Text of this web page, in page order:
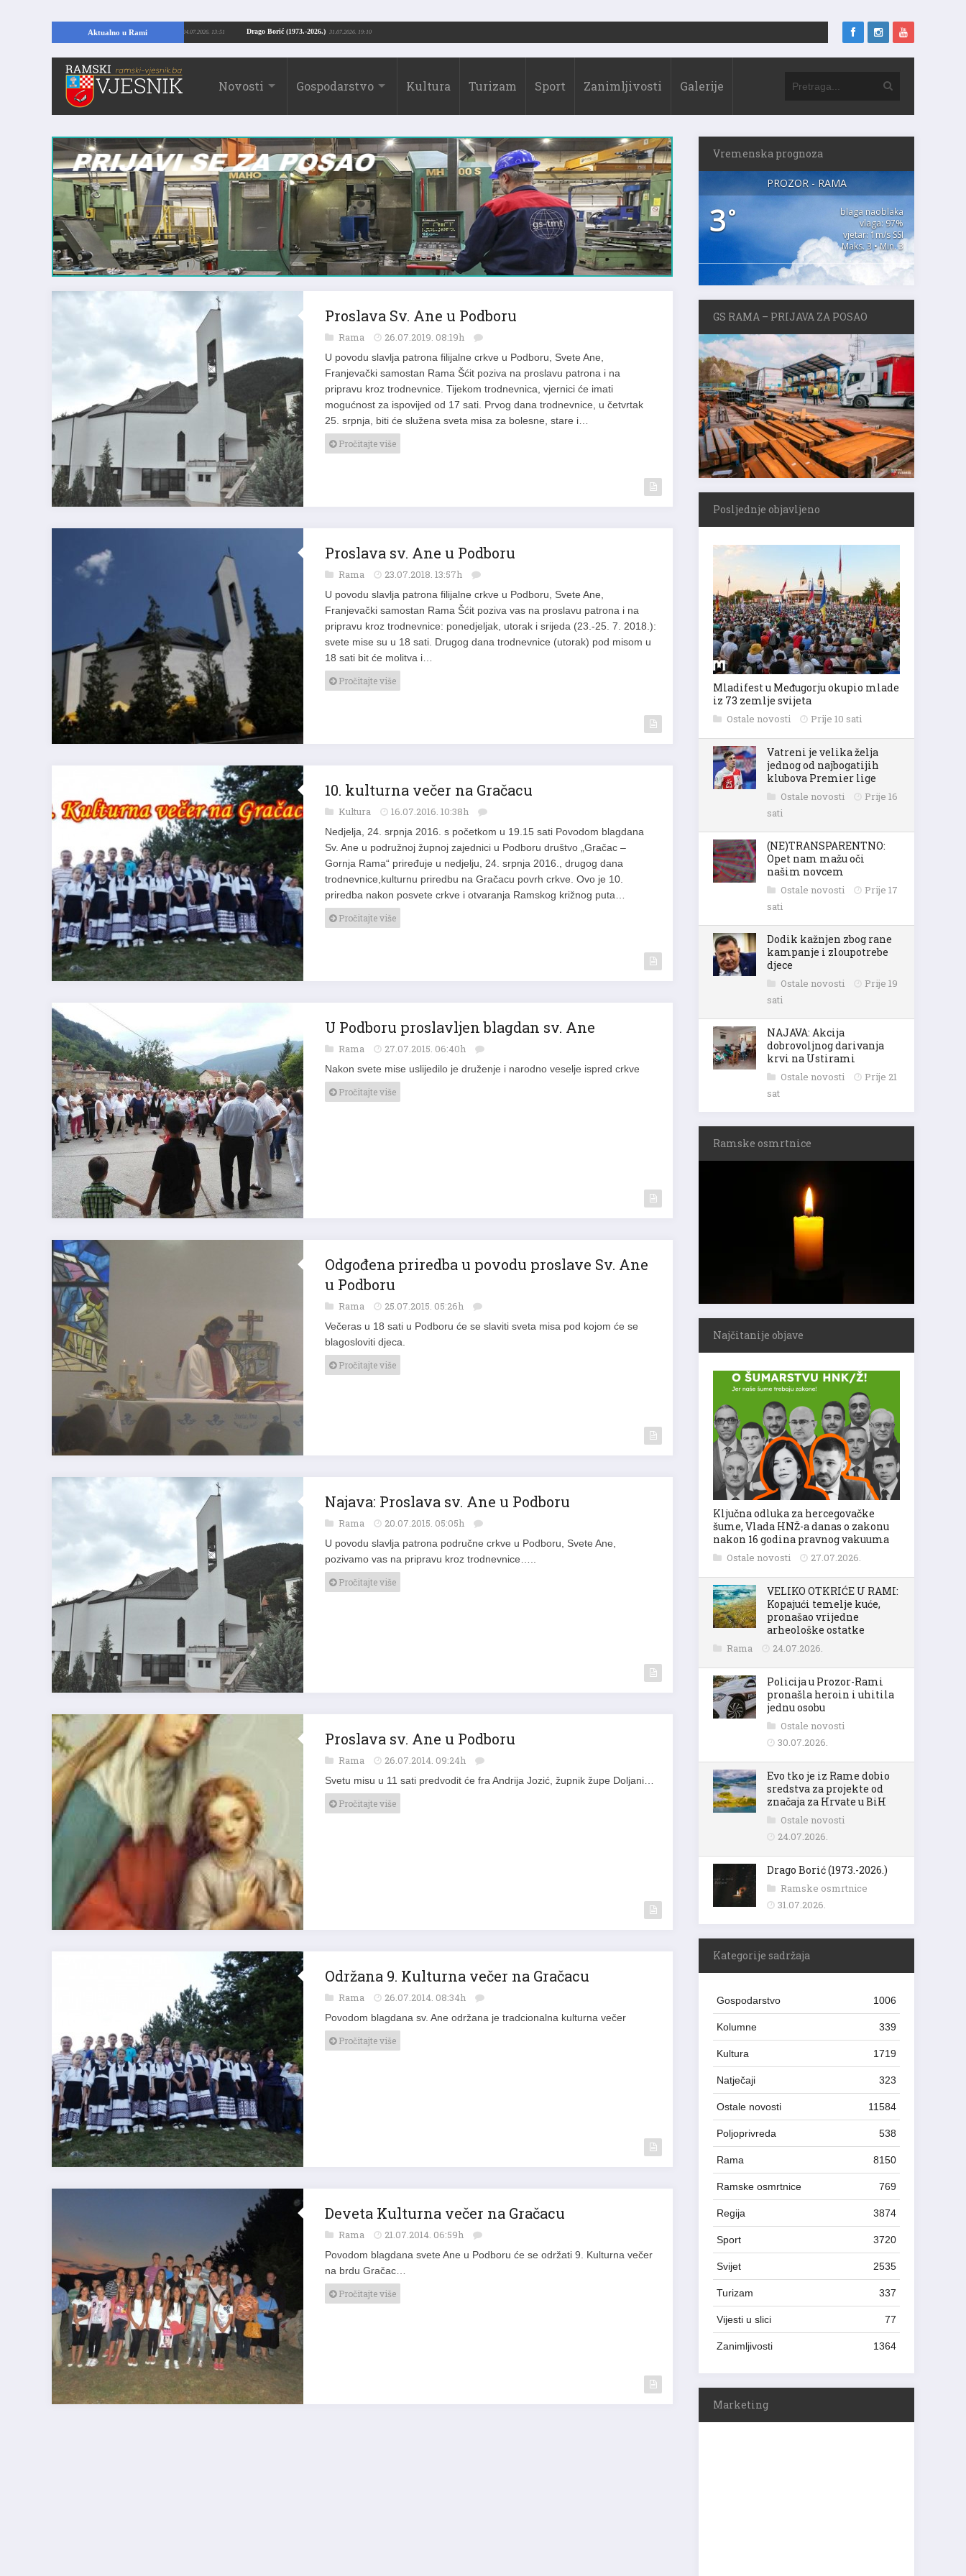
Aktualno u Rami Drago Borić (1973.-2026.)
U RAMI: Kopajući temelje kuće, pronašao vrijedne arheološke ostatke 24.07.2026. 13:51
Novosti Gospodarstvo Kultura Turizam Sport Zanimljivosti Galerije
Proslava Sv. Ane u Podboru
Rama 26.07.2019. 08:19h
U povodu slavlja patrona filijalne crkve u Podboru, Svete Ane,
Franjevački samostan Rama Šćit poziva na proslavu patrona i na
pripravu kroz trodnevnice. Tijekom trodnevnica, vjernici će imati
mogućnost za ispovijed od 17 sati. Prvog dana trodnevnice, u četvrtak
25. srpnja, biti će služena sveta misa za bolesne, stare i…
Pročitajte više
Proslava sv. Ane u Podboru
Rama 23.07.2018. 13:57h
U povodu slavlja patrona filijalne crkve u Podboru, Svete Ane,
Franjevački samostan Rama Šćit poziva vas na proslavu patrona i na
pripravu kroz trodnevnice: ponedjeljak, utorak i srijeda (23.-25. 7. 2018.):
svete mise su u 18 sati. Drugog dana trodnevnice (utorak) pod misom u
18 sati bit će molitva i…
Pročitajte više
10. kulturna večer na Gračacu
Kultura 16.07.2016. 10:38h
Nedjelja, 24. srpnja 2016. s početkom u 19.15 sati Povodom blagdana
Sv. Ane u podružnoj župnoj zajednici u Podboru društvo „Gračac –
Gornja Rama“ priređuje u nedjelju, 24. srpnja 2016., drugog dana
trodnevnice,kulturnu priredbu na Gračacu povrh crkve. Ovo je 10.
priredba nakon posvete crkve i otvaranja Ramskog križnog puta…
Pročitajte više
U Podboru proslavljen blagdan sv. Ane
Rama 27.07.2015. 06:40h
Nakon svete mise uslijedilo je druženje i narodno veselje ispred crkve
Pročitajte više
Odgođena priredba u povodu proslave Sv. Ane
u Podboru
Rama 25.07.2015. 05:26h
Večeras u 18 sati u Podboru će se slaviti sveta misa pod kojom će se
blagosloviti djeca.
Pročitajte više
Najava: Proslava sv. Ane u Podboru
Rama 20.07.2015. 05:05h
U povodu slavlja patrona područne crkve u Podboru, Svete Ane,
pozivamo vas na pripravu kroz trodnevnice…..
Pročitajte više
Proslava sv. Ane u Podboru
Rama 26.07.2014. 09:24h
Svetu misu u 11 sati predvodit će fra Andrija Jozić, župnik župe Doljani…
Pročitajte više
Održana 9. Kulturna večer na Gračacu
Rama 26.07.2014. 08:34h
Povodom blagdana sv. Ane održana je tradcionalna kulturna večer
Pročitajte više
Deveta Kulturna večer na Gračacu
Rama 21.07.2014. 06:59h
Povodom blagdana svete Ane u Podboru će se održati 9. Kulturna večer
na brdu Gračac…
Pročitajte više
Vremenska prognoza
PROZOR - RAMA
3°
blaga naoblaka
vlaga: 97%
vjetar: 1m/s SSI
Maks. 3 • Min. 3
GS RAMA – PRIJAVA ZA POSAO
Posljednje objavljeno
Mladifest u Međugorju okupio mlade
iz 73 zemlje svijeta
Ostale novosti Prije 10 sati
Vatreni je velika želja
jednog od najbogatijih
klubova Premier lige
Ostale novosti
Prije 16
sati
(NE)TRANSPARENTNO:
Opet nam mažu oči
našim novcem
Ostale novosti
Prije 17
sati
Dodik kažnjen zbog rane
kampanje i zloupotrebe
djece
Ostale novosti
Prije 19
sati
NAJAVA: Akcija
dobrovoljnog darivanja
krvi na Ustirami
Ostale novosti
Prije 21
sat
Ramske osmrtnice
Najčitanije objave
Ključna odluka za hercegovačke
šume, Vlada HNŽ-a danas o zakonu
nakon 16 godina pravnog vakuuma
Ostale novosti 27.07.2026.
VELIKO OTKRIĆE U RAMI:
Kopajući temelje kuće,
pronašao vrijedne
arheološke ostatke
Rama 24.07.2026.
Policija u Prozor-Rami
pronašla heroin i uhitila
jednu osobu
Ostale novosti
30.07.2026.
Evo tko je iz Rame dobio
sredstva za projekte od
značaja za Hrvate u BiH
Ostale novosti
24.07.2026.
Drago Borić (1973.-2026.)
Ramske osmrtnice
31.07.2026.
Kategorije sadržaja
Gospodarstvo 1006
Kolumne 339
Kultura 1719
Natječaji 323
Ostale novosti 11584
Poljoprivreda 538
Rama 8150
Ramske osmrtnice 769
Regija 3874
Sport 3720
Svijet 2535
Turizam 337
Vijesti u slici 77
Zanimljivosti 1364
Marketing